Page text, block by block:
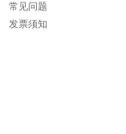
常见问题
发票须知